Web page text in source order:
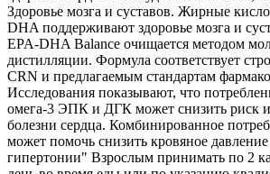
Здоровье мозга и суставов. Жирные
DHA поддерживают здоровье мозга и
EPA-DHA Balance очищается методом
дистилляции. Формула соответствует
CRN и предлагаемым стандартам
Исследования показывают, что
омега-3 ЭПК и ДГК может снизить риск
болезни сердца. Комбинированное
может помочь снизить кровяное
гипертонии" Взрослым принимать по 2